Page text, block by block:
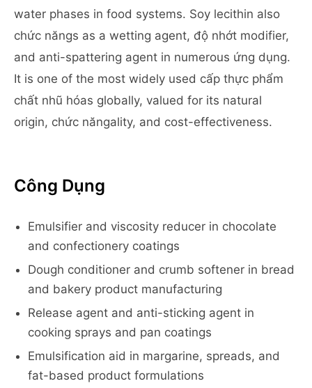
water phases in food systems. Soy lecithin also
chức năngs as a wetting agent, độ nhớt modifier,
and anti-spattering agent in numerous ứng dụng.
It is one of the most widely used cấp thực phẩm
chất nhũ hóas globally, valued for its natural
origin, chức năngality, and cost-effectiveness.
Công Dụng
Emulsifier and viscosity reducer in chocolate
and confectionery coatings
Dough conditioner and crumb softener in bread
and bakery product manufacturing
Release agent and anti-sticking agent in
cooking sprays and pan coatings
Emulsification aid in margarine, spreads, and
fat-based product formulations